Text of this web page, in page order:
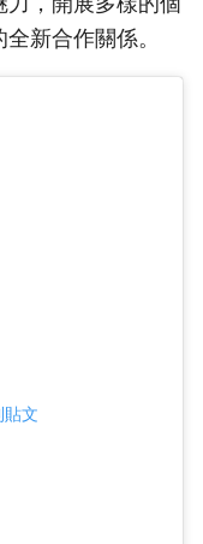
新合作關係。
文